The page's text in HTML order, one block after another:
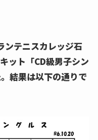
テニスカレッジ石
ット「CD級男子シン
結果は以下の通りで